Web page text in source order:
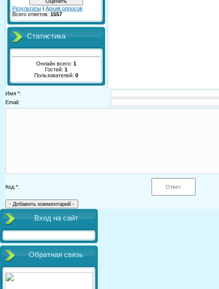
Результаты | Архив опросов
Всего ответов: 1557
Статистика
Онлайн всего: 1
Гостей: 1
Пользователей: 0
Имя *:
Email:
Код *:
Вход на сайт
Обратная связь